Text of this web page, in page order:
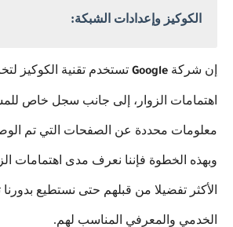
الكوكيز وإعدادات الشبكة:
إن شركة Google تستخدم تقنية الكوكيز
اهتمامات الزوار، إلى جانب سجل خاص
معلومات محددة عن الصفحات التي تم
وبهذه الخطوة فإننا نعرف مدى اهتمامات
الأكثر تفضيلا من قبلهم حتى نستطيع بدورنا
الخدمي والمعرفي المناسب لهم.